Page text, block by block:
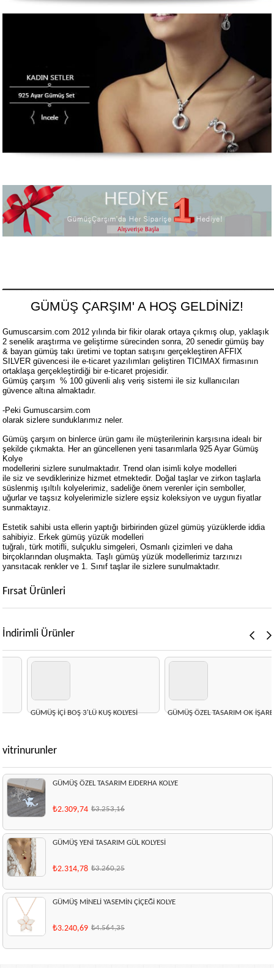
GÜMÜŞ ÇARŞIM' A HOŞ GELDİNİZ!
Gumuscarsim.com 2012 yılında bir fikir olarak ortaya çıkmış olup, yaklaşık
2 senelik araştırma ve geliştirme sürecinden sonra, 20 senedir gümüş bay
& bayan gümüş takı üretimi ve toptan satışını gerçekleştiren AFFIX
SILVER güvencesi ile e-ticaret yazılımları geliştiren TICIMAX firmasının
ortaklaşa gerçekleştirdiği bir e-ticaret projesidir.
Gümüş çarşım % 100 güvenli alış veriş sistemi ile siz kullanıcıları
güvence altına almaktadır.
-PekiGumuscarsim.com
olarak sizlere sunduklarımız neler.
Gümüş çarşım on binlerce ürün gamı ile müşterilerinin karşısına idealı bir
şekilde çıkmakta. Her an güncellenen yeni tasarımlarla925 Ayar Gümüş
Kolye
modellerini sizlere sunulmaktadır. Trend olanisimli kolye modelleri
ile siz ve sevdiklerinize hizmet etmektedir. Doğal taşlar ve zirkon taşlarla
süslenmiş ışıltılı kolyelerimiz, sadeliğe önem verenler için semboller,
uğurlar ve taşsız kolyelerimizle sizlere eşsiz koleksiyon ve uygun fiyatlar
sunmaktayız.
Estetik sahibi usta ellerin yaptığı birbirinden güzel gümüş yüzüklerde iddia
sahibiyiz. Erkek gümüş yüzük modelleri
tuğralı, türk motifli, sulçuklu simgeleri, Osmanlı çizimleri ve daha
birçoklarından oluşmakta. Taşlı gümüş yüzük modellerimiz tarzınızı
yansıtacak renkler ve 1. Sınıf taşlar ile sizlere sunulmaktadır.
Fırsat Ürünleri
İndirimli Ürünler
GÜMÜŞ İÇİ BOŞ 3'LÜ KUŞ KOLYESİ
GÜMÜŞ ÖZEL TASARIM OK İŞARETİ
vitrinurunler
GÜMÜŞ ÖZEL TASARIM EJDERHA KOLYE
₺2.309,74 ₺3.253,16
GÜMÜŞ YENİ TASARIM GÜL KOLYESİ
₺2.314,78 ₺3.260,25
GÜMÜŞ MİNELİ YASEMİN ÇİÇEĞİ KOLYE
₺3.240,69 ₺4.564,35